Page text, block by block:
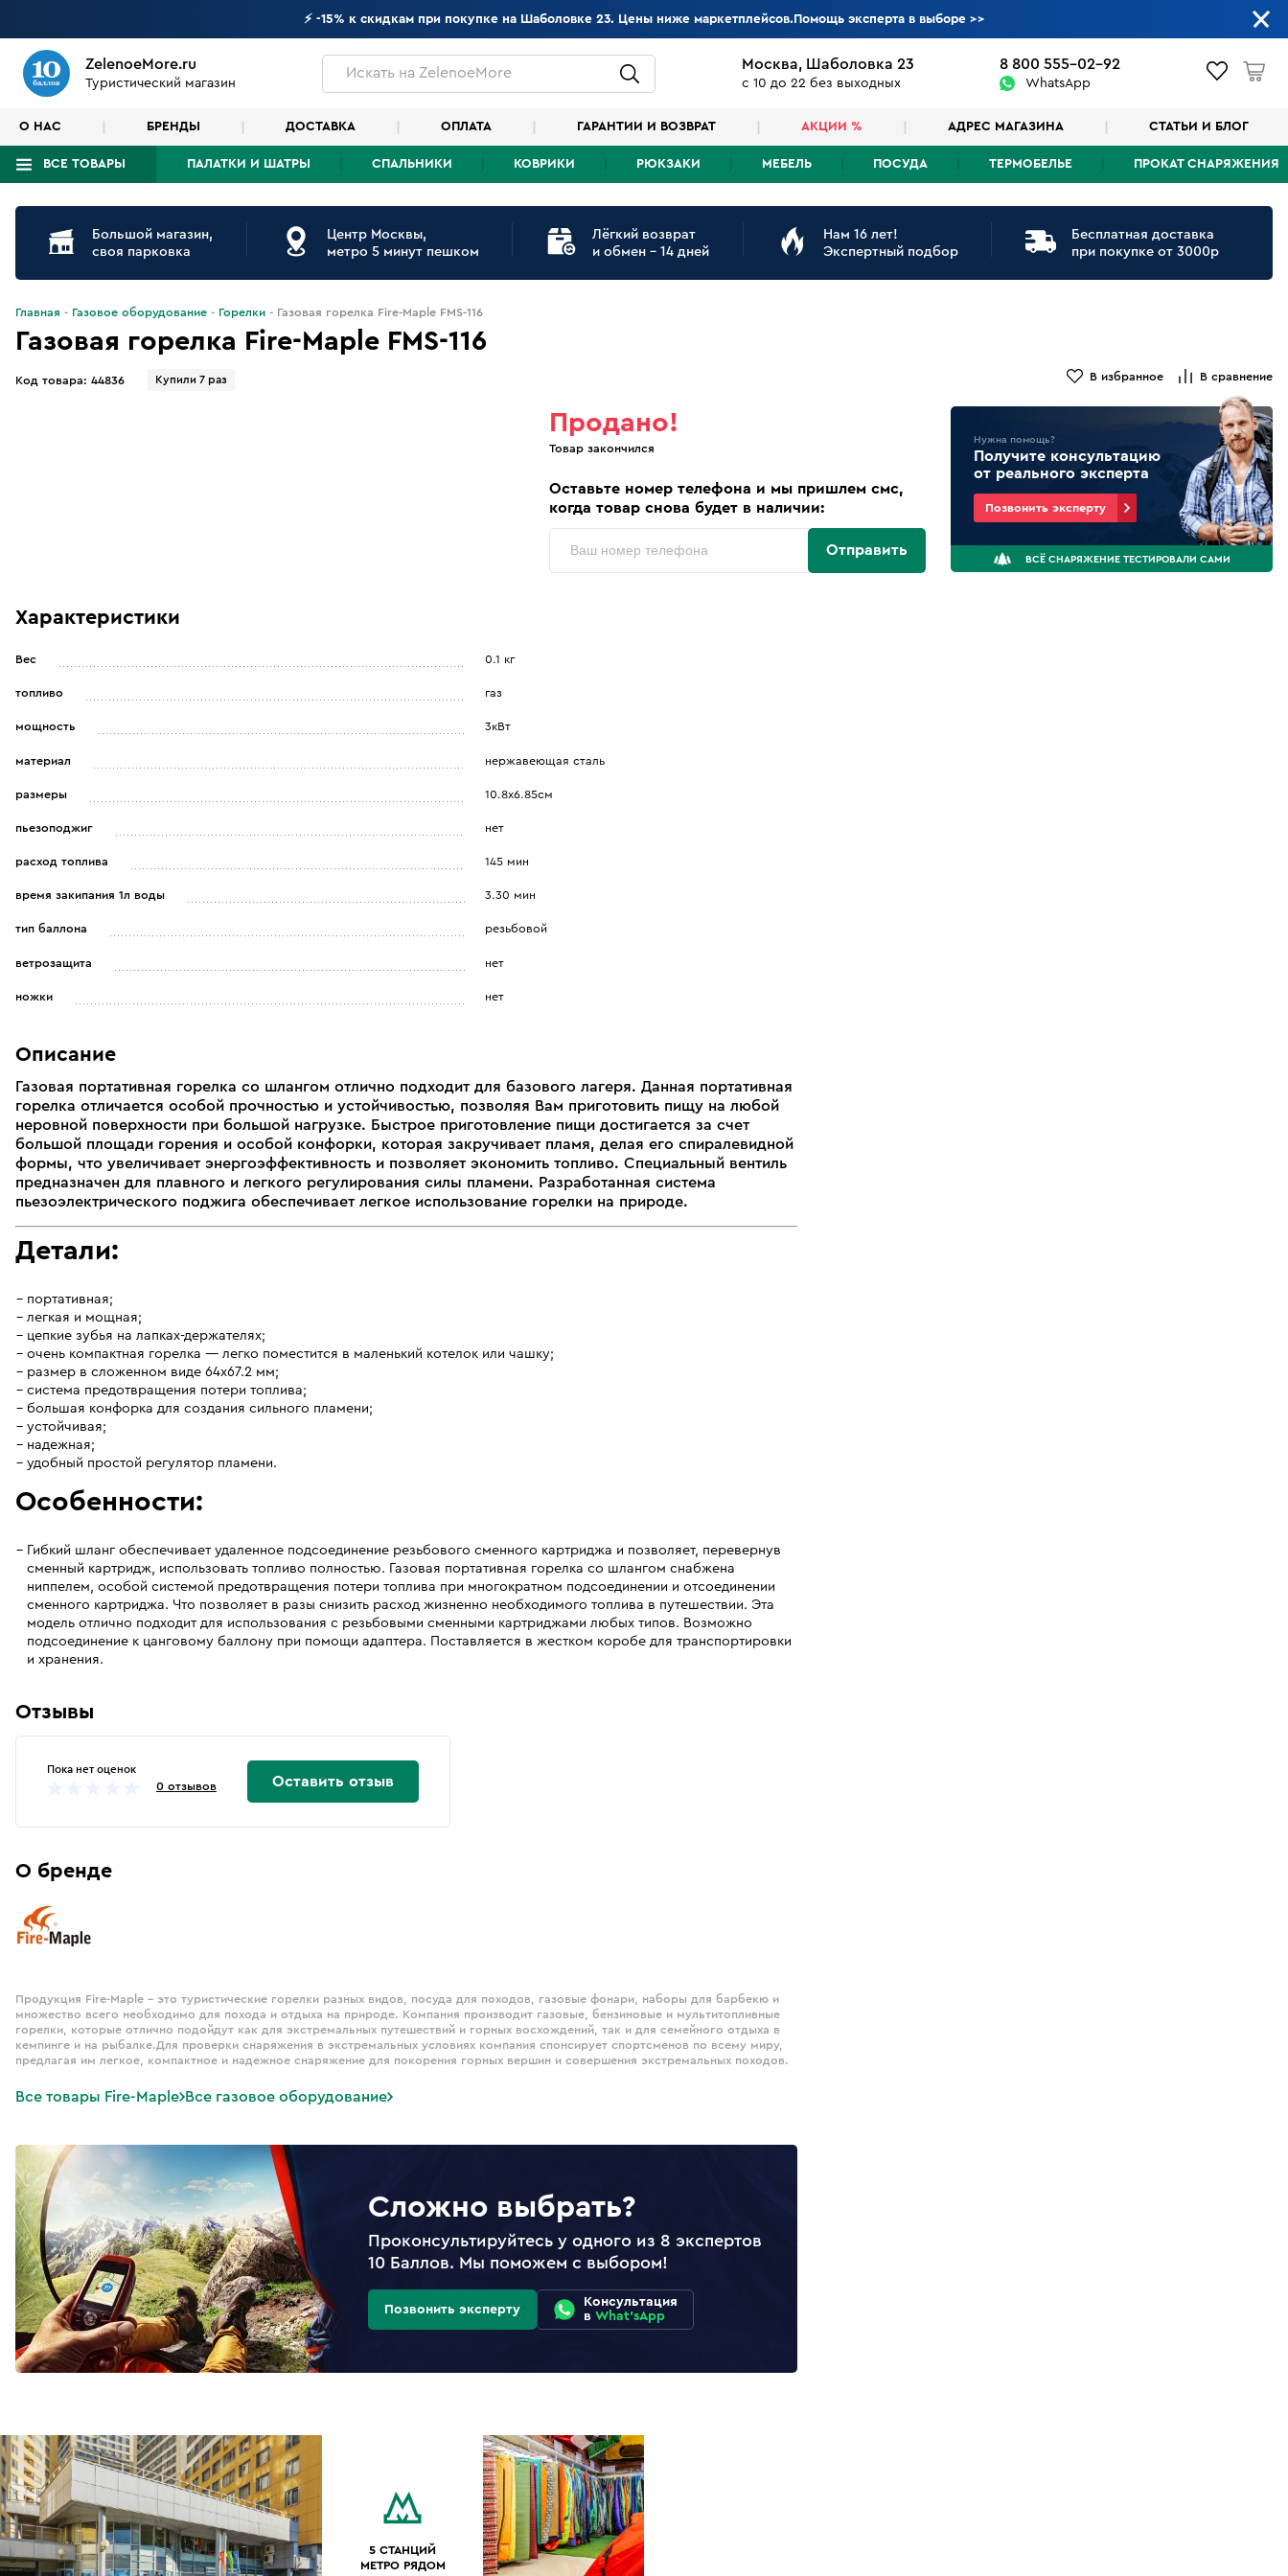
⚡ -15% к скидкам при покупке на Шаболовке 23. Цены ниже маркетплейсов.Помощь эксперта в выборе>>
ZelenoeMore.ru
Туристический магазин
Искатьна ZelenoeMore
Москва, Шаболовка 23
с 10 до 22 без выходных
8 800 555-02-92
WhatsApp
О НАС БРЕНДЫ ДОСТАВКА ОПЛАТА ГАРАНТИИ И ВОЗВРАТ АКЦИИ % АДРЕС МАГАЗИНА СТАТЬИ И БЛОГ
ВСЕ ТОВАРЫ ПАЛАТКИ И ШАТРЫ СПАЛЬНИКИ КОВРИКИ РЮКЗАКИ МЕБЕЛЬ ПОСУДА ТЕРМОБЕЛЬЕ ПРОКАТ СНАРЯЖЕНИЯ
Что будем искать?
Большой магазин,
своя парковка
Центр Москвы,
метро 5 минут пешком
Лёгкий возврат
и обмен - 14 дней
Нам 16 лет!
Экспертный подбор
Бесплатная доставка
при покупке от 3000р
Главная Газовое оборудование Горелки Газовая горелка Fire-Maple FMS-116
Газовая горелка Fire-Maple FMS-116
Код товара: 44836 Купили 7 раз В избранное В сравнение
Продано!
Товар закончился
Оставьте номер телефона и мы пришлем смс,
когда товар снова будет в наличии:
Отправить
Нужна помощь?
Получите консультацию
от реального эксперта
Позвонить эксперту
ВСЁ СНАРЯЖЕНИЕ ТЕСТИРОВАЛИ САМИ
Характеристики
Вес 0.1 кг
топливо газ
мощность 3кВт
материал нержавеющая сталь
размеры 10.8х6.85см
пьезоподжиг нет
расход топлива 145 мин
время закипания 1л воды 3.30 мин
тип баллона резьбовой
ветрозащита нет
ножки нет
Описание
Газовая портативная горелка со шлангом отлично подходит для базового лагеря. Данная портативная
горелка отличается особой прочностью и устойчивостью, позволяя Вам приготовить пищу на любой
неровной поверхности при большой нагрузке. Быстрое приготовление пищи достигается за счет
большой площади горения и особой конфорки, которая закручивает пламя, делая его спиралевидной
формы, что увеличивает энергоэффективность и позволяет экономить топливо. Специальный вентиль
предназначен для плавного и легкого регулирования силы пламени. Разработанная система
пьезоэлектрического поджига обеспечивает легкое использование горелки на природе.
Детали:
портативная;
легкая и мощная;
цепкие зубья на лапках-держателях;
очень компактная горелка — легко поместится в маленький котелок или чашку;
размер в сложенном виде 64х67.2 мм;
система предотвращения потери топлива;
большая конфорка для создания сильного пламени;
устойчивая;
надежная;
удобный простой регулятор пламени.
Особенности:
Гибкий шланг обеспечивает удаленное подсоединение резьбового сменного картриджа и позволяет, перевернув
сменный картридж, использовать топливо полностью. Газовая портативная горелка со шлангом снабжена
ниппелем, особой системой предотвращения потери топлива при многократном подсоединении и отсоединении
сменного картриджа. Что позволяет в разы снизить расход жизненно необходимого топлива в путешествии. Эта
модель отлично подходит для использования с резьбовыми сменными картриджами любых типов. Возможно
подсоединение к цанговому баллону при помощи адаптера. Поставляется в жестком коробе для транспортировки
и хранения.
Отзывы
Пока нет оценок
0 отзывов Оставить отзыв
О бренде
Продукция Fire-Maple – это туристические горелки разных видов, посуда для походов, газовые фонари, наборы для барбекю и
множество всего необходимо для похода и отдыха на природе. Компания производит газовые, бензиновые и мультитопливные
горелки, которые отлично подойдут как для экстремальных путешествий и горных восхождений, так и для семейного отдыха в
кемпинге и на рыбалке.Для проверки снаряжения в экстремальных условиях компания спонсирует спортсменов по всему миру,
предлагая им легкое, компактное и надежное снаряжение для покорения горных вершин и совершения экстремальных походов.
Все товары Fire-Maple Все газовое оборудование
Сложно выбрать?
Проконсультируйтесь у одного из 8 экспертов
10 Баллов. Мы поможем с выбором!
Позвонить эксперту
Консультация
в What'sApp
5 СТАНЦИЙ
МЕТРО РЯДОМ